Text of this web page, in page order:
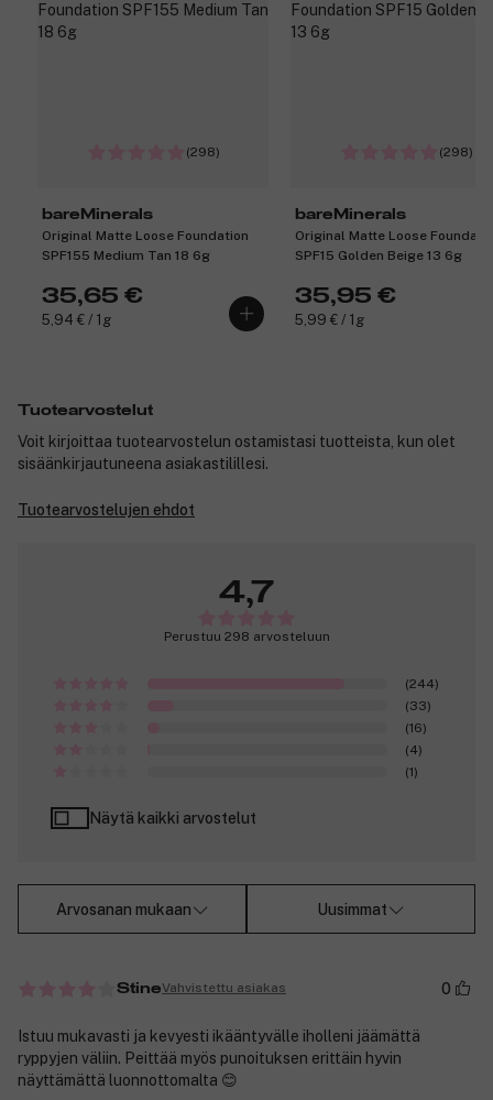
(298)
bareMinerals
Original Matte Loose Foundation
SPF155 Medium Tan 18 6g
35,65 €
5,94 € / 1g
(298)
bareMinerals
Original Matte Loose
SPF15 Golden Beige 13 6g
35,95 €
5,99 € / 1g
Tuotearvostelut
Voit kirjoittaa tuotearvostelun ostamistasi tuotteista, kun olet
sisäänkirjautuneena asiakastilillesi.
Tuotearvostelujen ehdot
4,7
Perustuu 298 arvosteluun
(244)
(33)
(16)
(4)
(1)
Näytä kaikki arvostelut
Arvosanan mukaan Uusimmat
StineVahvistettu asiakas 0
Istuu mukavasti ja kevyesti ikääntyvälle iholleni jäämättä
ryppyjen väliin. Peittää myös punoituksen erittäin hyvin
näyttämättä luonnottomalta 😊